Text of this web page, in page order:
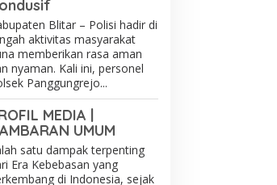
Blitar – Polisi hadir di
aktivitas masyarakat
memberikan rasa aman
nyaman. Kali ini, personel
Panggungrejo...
MEDIA |
UMUM
satu dampak terpenting
Era Kebebasan yang
di Indonesia, sejak